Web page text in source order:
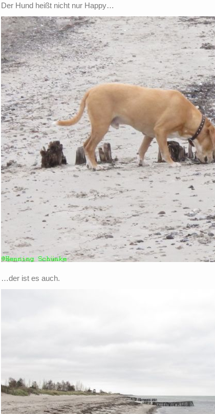
Der Hund heißt nicht nur Happy…
…der ist es auch.